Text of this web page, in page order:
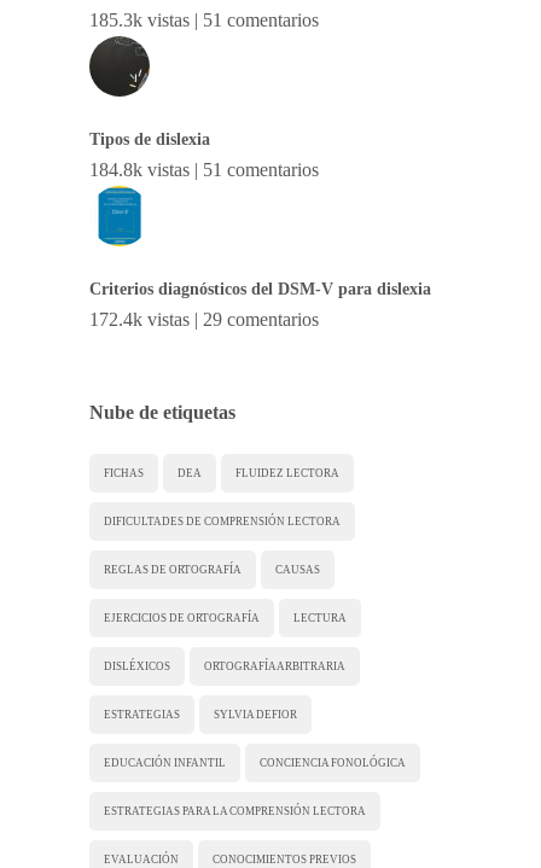
185.3k vistas | 51 comentarios
Tipos de dislexia
184.8k vistas | 51 comentarios
Criterios diagnósticos del DSM-V para dislexia
172.4k vistas | 29 comentarios
Nube de etiquetas
FICHAS DEA FLUIDEZ LECTORA
DIFICULTADES DE COMPRENSIÓN LECTORA
REGLAS DE ORTOGRAFÍA CAUSAS
EJERCICIOS DE ORTOGRAFÍA LECTURA
DISLÉXICOS ORTOGRAFÍA ARBITRARIA
ESTRATEGIAS SYLVIA DEFIOR
EDUCACIÓN INFANTIL CONCIENCIA FONOLÓGICA
ESTRATEGIAS PARA LA COMPRENSIÓN LECTORA
EVALUACIÓN CONOCIMIENTOS PREVIOS